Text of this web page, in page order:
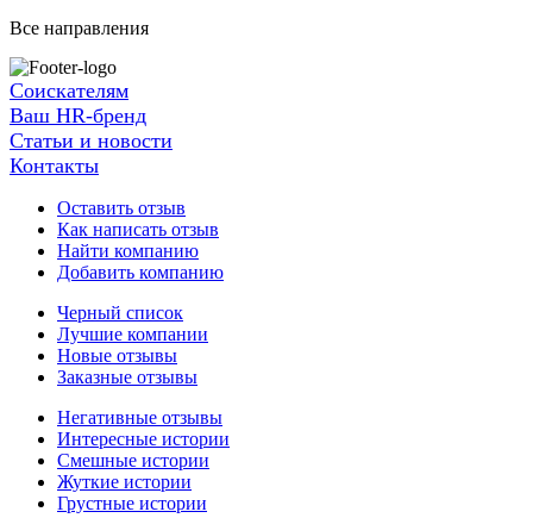
Все направления
Соискателям
Ваш HR-бренд
Статьи и новости
Контакты
Оставить отзыв
Как написать отзыв
Найти компанию
Добавить компанию
Черный список
Лучшие компании
Новые отзывы
Заказные отзывы
Негативные отзывы
Интересные истории
Смешные истории
Жуткие истории
Грустные истории